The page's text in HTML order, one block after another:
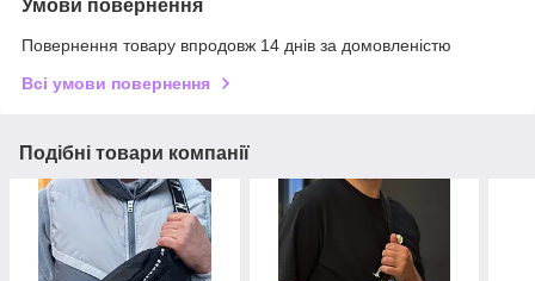
Умови повернення
Повернення товару впродовж 14 днів за домовленістю
Всі умови повернення
Подібні товари компанії